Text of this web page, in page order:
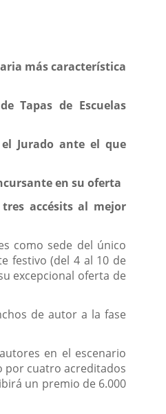
más característica
Tapas de Escuelas
Jurado ante el que
en su oferta
accésits al mejor
como sede del único
festivo (del 4 al 10 de
excepcional oferta de
de autor a la fase
en el escenario
por cuatro acreditados
un premio de 6.000